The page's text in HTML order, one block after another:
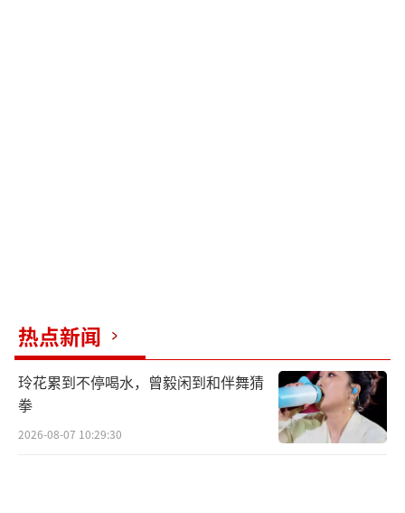
热点新闻
玲花累到不停喝水，曾毅闲到和伴舞猜
拳
2026-08-07 10:29:30